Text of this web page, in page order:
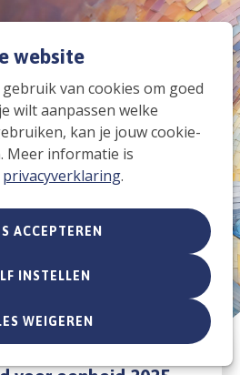
website
van cookies om goed
wilt aanpassen welke
kan je jouw cookie-
Meer informatie is
privacyverklaring.
ACCEPTEREN
INSTELLEN
WEIGEREN
naar
de